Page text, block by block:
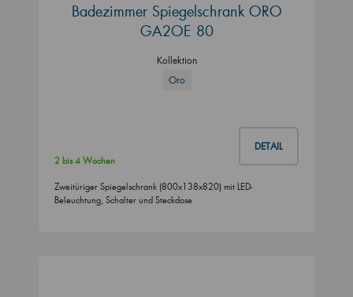
Badezimmer Spiegelschrank ORO
GA2OE 80
Kollektion
Oro
DETAIL
2 bis 4 Wochen
Zweitüriger Spiegelschrank (800x138x820) mit LED-
Beleuchtung, Schalter und Steckdose